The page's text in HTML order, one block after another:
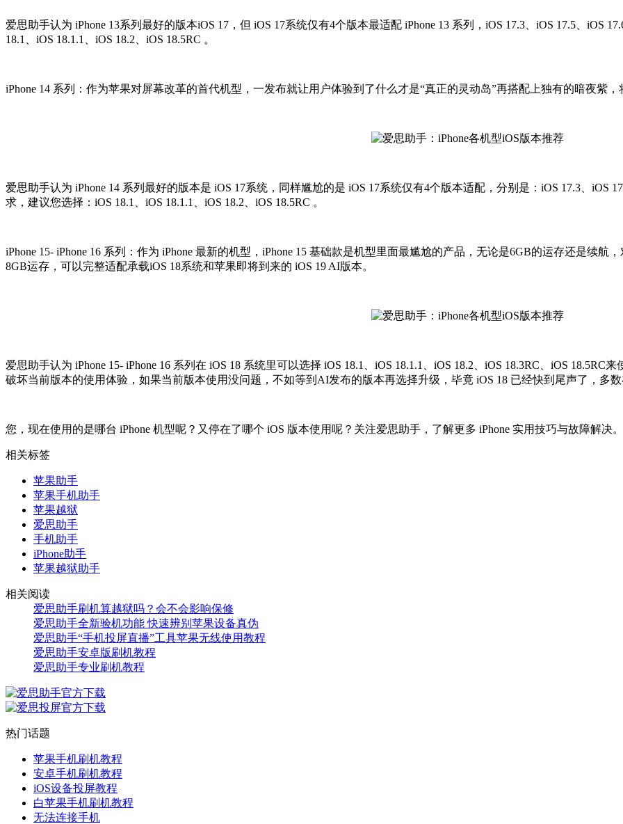
爱思助手认为 iPhone 13系列最好的版本iOS 17，但 iOS 17系统仅有4个版本最适配 iPhone 13 系列，iOS 17.3、iOS 17.5、iOS
18.1、iOS 18.1.1、iOS 18.2、iOS 18.5RC 。
iPhone 14 系列：作为苹果对屏幕改革的首代机型，一发布就让用户体验到了什么才是“真正的灵动岛”再搭配上独有的暗夜紫，
爱思助手认为 iPhone 14 系列最好的版本是 iOS 17系统，同样尴尬的是 iOS 17系统仅有4个版本适配，分别是：iOS 17.3、iOS
求，建议您选择：iOS 18.1、iOS 18.1.1、iOS 18.2、iOS 18.5RC 。
iPhone 15- iPhone 16 系列：作为 iPhone 最新的机型，iPhone 15 基础款是机型里面最尴尬的产品，无论是6GB的运存还是续航
8GB运存，可以完整适配承载iOS 18系统和苹果即将到来的 iOS 19 AI版本。
爱思助手认为 iPhone 15- iPhone 16 系列在 iOS 18 系统里可以选择 iOS 18.1、iOS 18.1.1、iOS 18.2、iOS 18.3RC、iOS
破坏当前版本的使用体验，如果当前版本使用没问题，不如等到AI发布的版本再选择升级，毕竟 iOS 18 已经快到尾声了，多
您，现在使用的是哪台 iPhone 机型呢？又停在了哪个 iOS 版本使用呢？关注爱思助手，了解更多 iPhone 实用技巧与故障解决。
相关标签
苹果助手
苹果手机助手
苹果越狱
爱思助手
手机助手
iPhone助手
苹果越狱助手
相关阅读
爱思助手刷机算越狱吗？会不会影响保修
爱思助手全新验机功能 快速辨别苹果设备真伪
爱思助手“手机投屏直播”工具苹果无线使用教程
爱思助手安卓版刷机教程
爱思助手专业刷机教程
热门话题
苹果手机刷机教程
安卓手机刷机教程
iOS设备投屏教程
白苹果手机刷机教程
无法连接手机